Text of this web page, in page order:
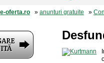
e-oferta.ro » anunturi gratuite »